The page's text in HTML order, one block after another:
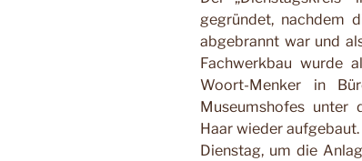
gegründet, nachdem
abgebrannt war und
Fachwerkbau wurde
Woort-Menker in
Museumshofes unter
Haar wieder
Dienstag, um die